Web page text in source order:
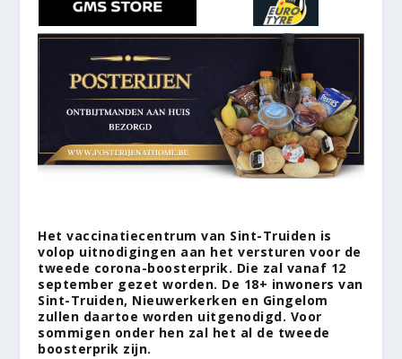
Het vaccinatiecentrum van Sint-Truiden is
volop uitnodigingen aan het versturen voor de
tweede corona-boosterprik. Die zal vanaf 12
september gezet worden. De 18+ inwoners van
Sint-Truiden, Nieuwerkerken en Gingelom
zullen daartoe worden uitgenodigd. Voor
sommigen onder hen zal het al de tweede
boosterprik zijn.